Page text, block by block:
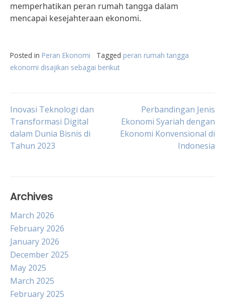
memperhatikan peran rumah tangga dalam
mencapai kesejahteraan ekonomi.
Posted in Peran Ekonomi Tagged peran rumah tangga
ekonomi disajikan sebagai berikut
Post
navigation
Inovasi Teknologi dan
Transformasi Digital
dalam Dunia Bisnis di
Tahun 2023
Perbandingan Jenis
Ekonomi Syariah dengan
Ekonomi Konvensional di
Indonesia
Archives
March 2026
February 2026
January 2026
December 2025
May 2025
March 2025
February 2025